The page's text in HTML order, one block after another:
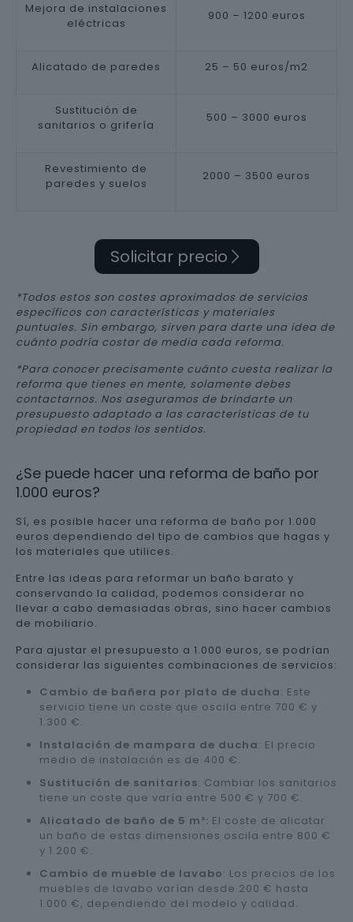
Mejora de instalaciones
eléctricas
900 – 1200 euros
Alicatado de paredes 25 – 50 euros/m2
Sustitución de
sanitarios o grifería
500 – 3000 euros
Revestimiento de
paredes y suelos
2000 – 3500 euros
Solicitar precio
*Todos estos son costes aproximados de servicios
específicos con características y materiales
puntuales. Sin embargo, sirven para darte una idea de
cuánto podría costar de media cada reforma.
*Para conocer precisamente cuánto cuesta realizar la
reforma que tienes en mente, solamente debes
contactarnos. Nos aseguramos de brindarte un
presupuesto adaptado a las características de tu
propiedad en todos los sentidos.
¿Se puede hacer una reforma de baño por
1.000 euros?
Sí, es posible hacer una reforma de baño por 1.000
euros dependiendo del tipo de cambios que hagas y
los materiales que utilices.
Entre las ideas para reformar un baño barato y
conservando la calidad, podemos considerar no
llevar a cabo demasiadas obras, sino hacer cambios
de mobiliario.
Para ajustar el presupuesto a 1.000 euros, se podrían
considerar las siguientes combinaciones de servicios:
Cambio de bañera por plato de ducha: Este
servicio tiene un coste que oscila entre 700 € y
1.300 €.
Instalación de mampara de ducha: El precio
medio de instalación es de 400 €.
Sustitución de sanitarios: Cambiar los sanitarios
tiene un coste que varía entre 500 € y 700 €.
Alicatado de baño de 5 m²: El coste de alicatar
un baño de estas dimensiones oscila entre 800 €
y 1.200 €.
Cambio de mueble de lavabo: Los precios de los
muebles de lavabo varían desde 200 € hasta
1.000 €, dependiendo del modelo y calidad.